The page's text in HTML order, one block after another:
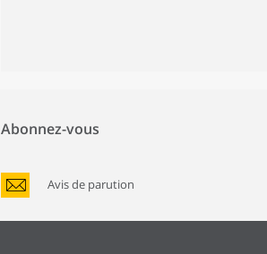
Abonnez-vous
Avis de parution